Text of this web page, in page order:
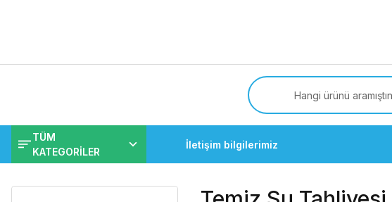
TÜM
KATEGORİLER
İletişim bilgilerimiz